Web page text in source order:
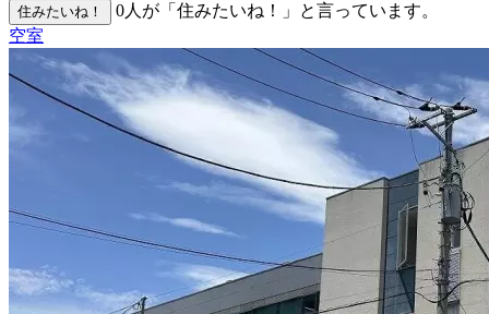
住みたいね！ 0人が「住みたいね！」と言っています。
空室